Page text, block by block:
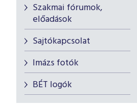
Szakmai fórumok,
előadások
Sajtókapcsolat
Imázs fotók
BÉT logók